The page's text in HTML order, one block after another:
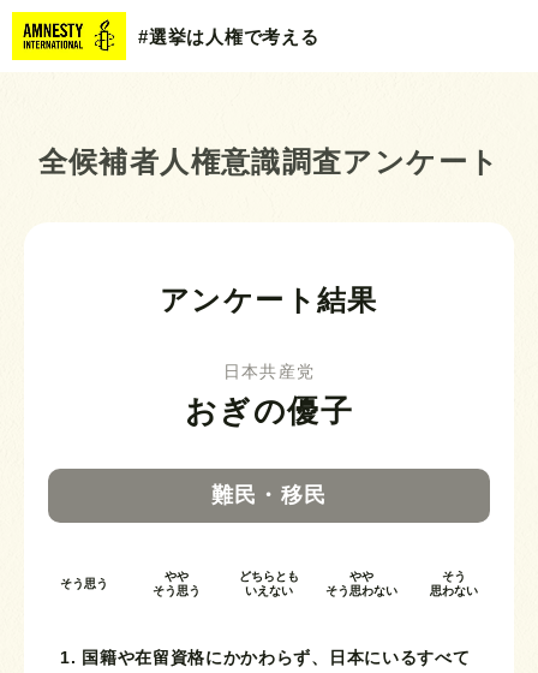
#選挙は人権で考える
全候補者人権意識調査アンケート
アンケート結果
日本共産党
おぎの優子
難民・移民
そう思う
やや
そう思う
どちらとも
いえない
やや
そう思わない
そう
思わない
1. 国籍や在留資格にかかわらず、日本にいるすべて